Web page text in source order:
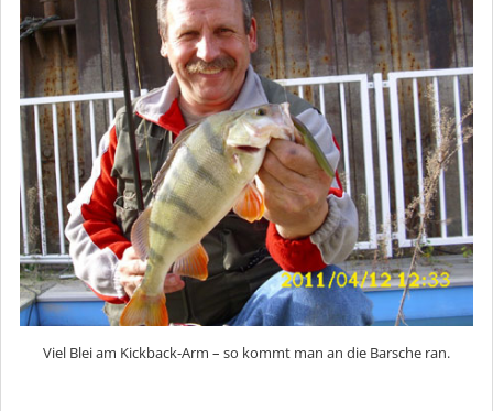
Viel Blei am Kickback-Arm – so kommt man an die Barsche ran.